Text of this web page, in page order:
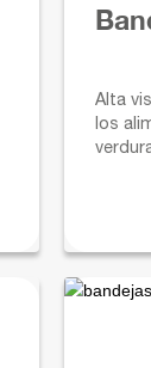
Alta
los
verduras y